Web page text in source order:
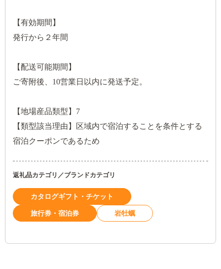
【有効期間】
発行から２年間
【配送可能期間】
ご寄附後、10営業日以内に発送予定。
【地場産品類型】7
【類型該当理由】区域内で宿泊することを条件とする
宿泊クーポンであるため
返礼品カテゴリ／ブランドカテゴリ
カタログギフト・チケット
旅行券・宿泊券 岩牡蠣